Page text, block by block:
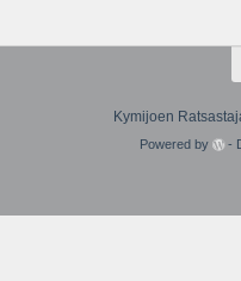
Kymijoen
Powered by -